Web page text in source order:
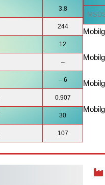
3.8
244
12
–
– 6
0.907
30
107